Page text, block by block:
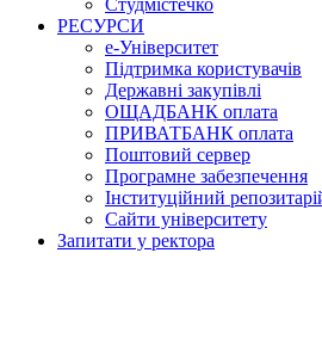
РЕСУРСИ
е-Університет
Підтримка користувачів
Державні закупівлі
ОЩАДБАНК оплата
ПРИВАТБАНК оплата
Поштовий сервер
Програмне забезпечення
Інституційний
Сайти університету
Запитати у ректора